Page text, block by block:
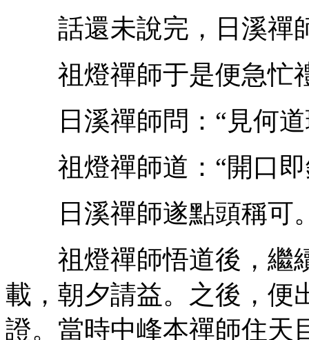
話還未說完，日溪禪
祖燈禪師于是便急忙
日溪禪師問：“見何道
祖燈禪師道：“開口即
日溪禪師遂點頭稱可
祖燈禪師悟道後，繼
載，朝夕請益。之後，便
證。當時中峰本禪師住天